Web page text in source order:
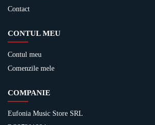
Contact
CONTUL MEU
Contul meu
Comenzile mele
COMPANIE
Eufonia Music Store SRL